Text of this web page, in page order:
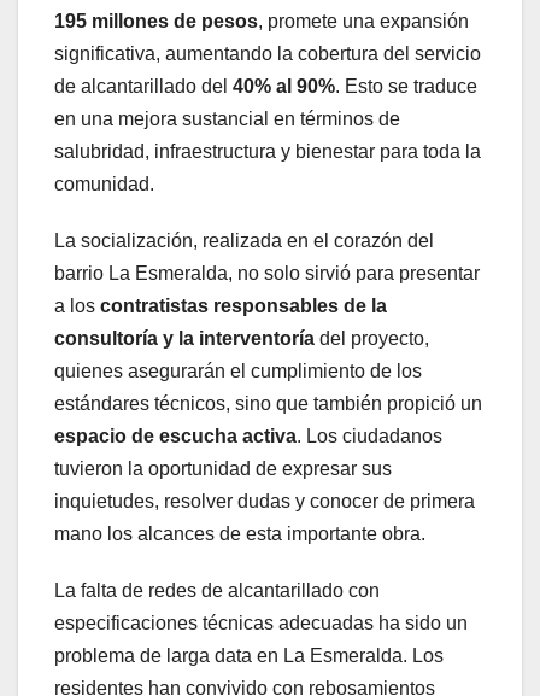
195 millones de pesos, promete una expansión
significativa, aumentando la cobertura del servicio
de alcantarillado del 40% al 90%. Esto se traduce
en una mejora sustancial en términos de
salubridad, infraestructura y bienestar para toda la
comunidad.
La socialización, realizada en el corazón del
barrio La Esmeralda, no solo sirvió para presentar
a los contratistas responsables de la
consultoría y la interventoría del proyecto,
quienes asegurarán el cumplimiento de los
estándares técnicos, sino que también propició un
espacio de escucha activa. Los ciudadanos
tuvieron la oportunidad de expresar sus
inquietudes, resolver dudas y conocer de primera
mano los alcances de esta importante obra.
La falta de redes de alcantarillado con
especificaciones técnicas adecuadas ha sido un
problema de larga data en La Esmeralda. Los
residentes han convivido con rebosamientos